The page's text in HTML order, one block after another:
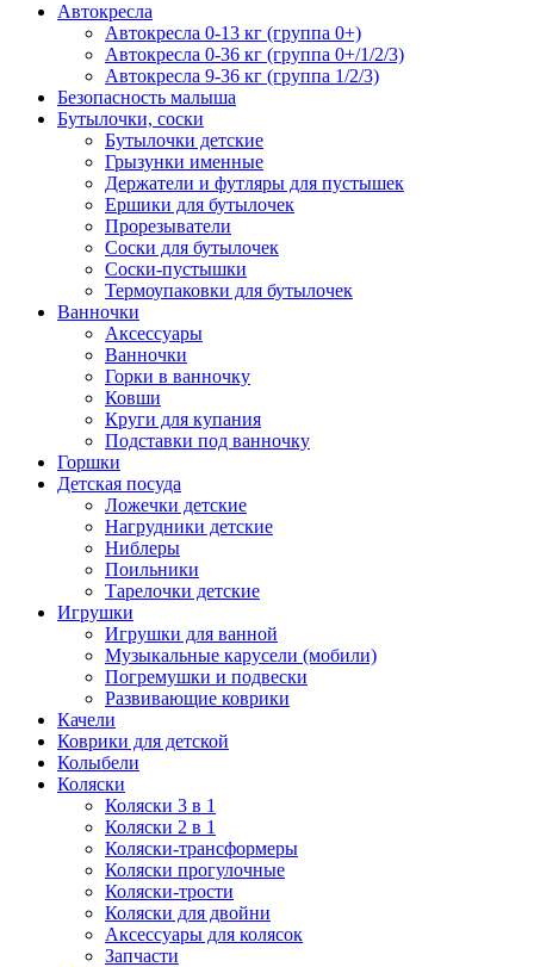
Автокресла
Автокресла 0-13 кг (группа 0+)
Автокресла 0-36 кг (группа 0+/1/2/3)
Автокресла 9-36 кг (группа 1/2/3)
Безопасность малыша
Бутылочки, соски
Бутылочки детские
Грызунки именные
Держатели и футляры для пустышек
Ершики для бутылочек
Прорезыватели
Соски для бутылочек
Соски-пустышки
Термоупаковки для бутылочек
Ванночки
Аксессуары
Ванночки
Горки в ванночку
Ковши
Круги для купания
Подставки под ванночку
Горшки
Детская посуда
Ложечки детские
Нагрудники детские
Ниблеры
Поильники
Тарелочки детские
Игрушки
Игрушки для ванной
Музыкальные карусели (мобили)
Погремушки и подвески
Развивающие коврики
Качели
Коврики для детской
Колыбели
Коляски
Коляски 3 в 1
Коляски 2 в 1
Коляски-трансформеры
Коляски прогулочные
Коляски-трости
Коляски для двойни
Аксессуары для колясок
Запчасти